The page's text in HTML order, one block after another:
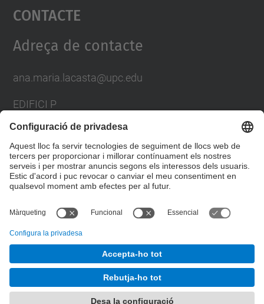
powered by
Contacte
Adreça de contacte
ana.maria.lacasta@upc.edu
EDIFICI P
AV. DOCTOR MARAÑON, 44-50
08028 BARCELONA
SPAIN
Formulari de contacte
Desenvolupat amb